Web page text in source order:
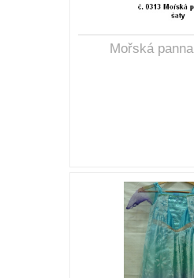
Mořská panna